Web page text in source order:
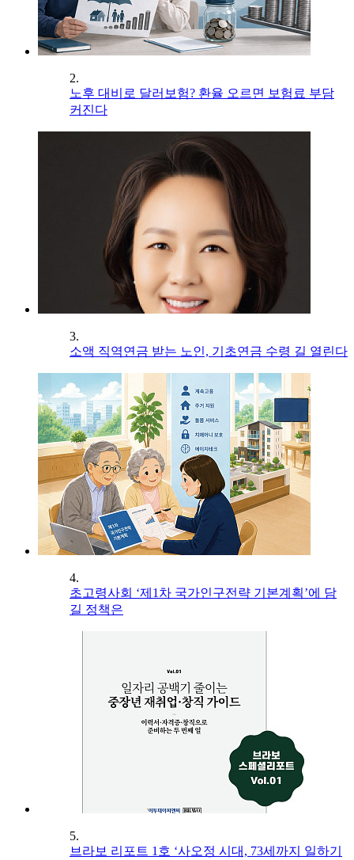
2.
노후 대비로 달러보험? 환율 오르면 보험료 부담
커진다
3.
소액 직역연금 받는 노인, 기초연금 수령 길 열린다
4.
초고령사회 ‘제1차 국가인구전략 기본계획’에 담
길 정책은
5.
브라보 리포트 1호 ‘사오정 시대, 73세까지 일하기